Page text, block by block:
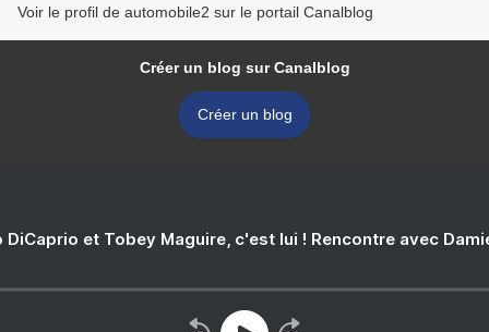
Voir le profil de automobile2 sur le portail Canalblog
Créer un blog sur Canalblog
Créer un blog
DiCaprio et Tobey Maguire, c'est lui ! Rencontre avec